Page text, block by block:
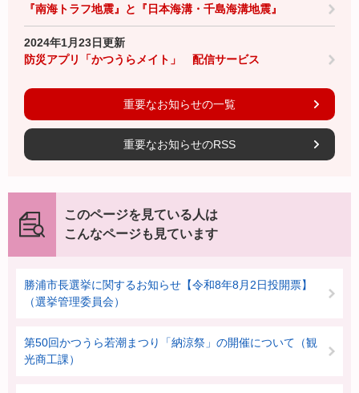
『南海トラフ地震』と『日本海溝・千島海溝地震』
2024年1月23日更新
防災アプリ「かつうらメイト」 配信サービス
重要なお知らせの一覧
重要なお知らせのRSS
このページを見ている人は
こんなページも見ています
勝浦市長選挙に関するお知らせ【令和8年8月2日投開票】
（選挙管理委員会）
第50回かつうら若潮まつり「納涼祭」の開催について（観
光商工課）